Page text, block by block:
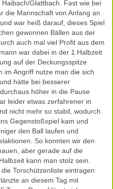
Glattbach. Fast wie bei
die Mannschaft von Anfang an
war heiß darauf, dieses Spiel
gewonnen Bällen aus der
auch mal viel Profit aus dem
war dabei in der 1.Halbzeit
auf der Deckungsspitze
im Angriff nutze man die sich
hätte bei besserer
höher in die Pause
leider etwas zerfahrener in
nicht mehr so stabil, wodurch
Gegenstoßspiel kam und
den Ball laufen und
So konnten wir den
aber gerade auf die
kann man stolz sein.
Torschützenliste eintragen
an diesem Tag mit